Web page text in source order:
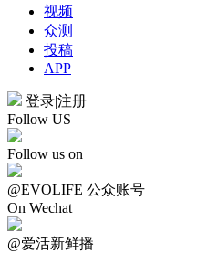
视频
众测
投稿
APP
登录|注册
Follow US
Follow us on
@EVOLIFE 公众账号
On Wechat
@爱活新鲜播